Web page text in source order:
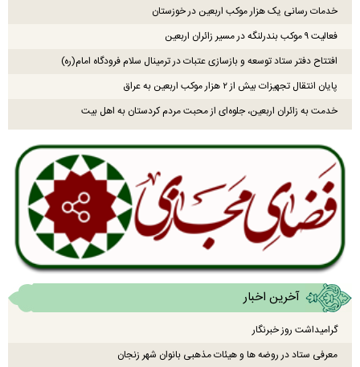
خدمات رسانی یک هزار موکب اربعین در خوزستان
فعالیت ۹ موکب بندرلنگه در مسیر زائران اربعین
افتتاح دفتر ستاد توسعه و بازسازی عتبات در ترمینال سلام فرودگاه امام(ره)
پایان انتقال تجهیزات بیش از ۲ هزار موکب اربعین به عراق
خدمت به زائران اربعین، جلوه‌ای از محبت مردم کردستان به اهل بیت
آخرین اخبار
گرامیداشت روز خبرنگار
معرفی ستاد در روضه ها و هیئات مذهبی بانوان شهر زنجان